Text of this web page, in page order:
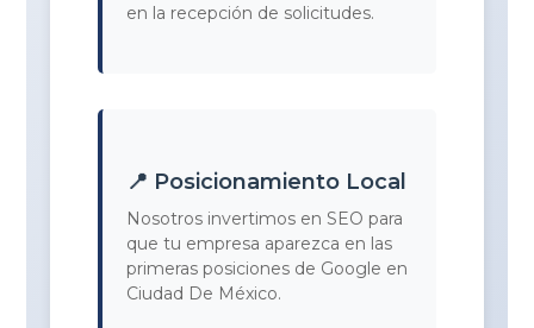
en la recepción de solicitudes.
📍 Posicionamiento Local
Nosotros invertimos en SEO para
que tu empresa aparezca en las
primeras posiciones de Google en
Ciudad De México.